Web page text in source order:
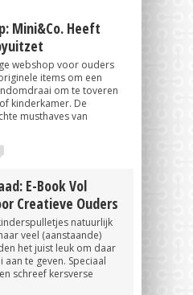
Mini&Co. Heeft
webshop voor ouders
items om een
om te toveren
kinderkamer. De
musthaves van
E-Book Vol
Creatieve Ouders
natuurlijk
veel (aanstaande)
het juist leuk om daar
te geven. Speciaal
schreef kersverse